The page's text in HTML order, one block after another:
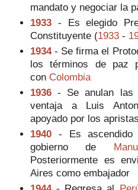
mandato y negociar la
1933 - Es elegido
Constituyente (1933 -
1934- Se firma el
los términos de paz
con Colombia
1936 - Se anulan las
ventaja a Luis
apoyado por los apristas
1940 - Es ascendido
gobierno de
Posteriormente es
Aires como embajador